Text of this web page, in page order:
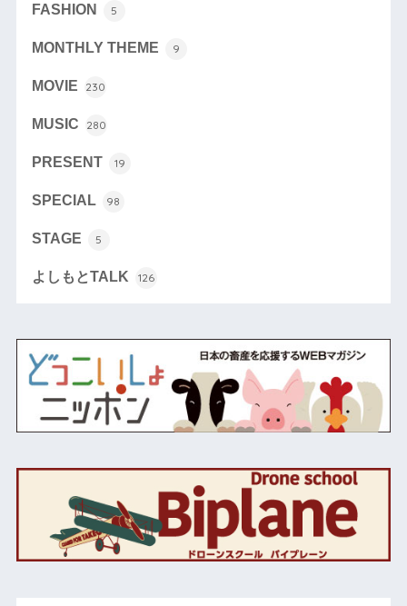
FASHION 5
MONTHLY THEME 9
MOVIE 230
MUSIC 280
PRESENT 19
SPECIAL 98
STAGE 5
よしもとTALK 126